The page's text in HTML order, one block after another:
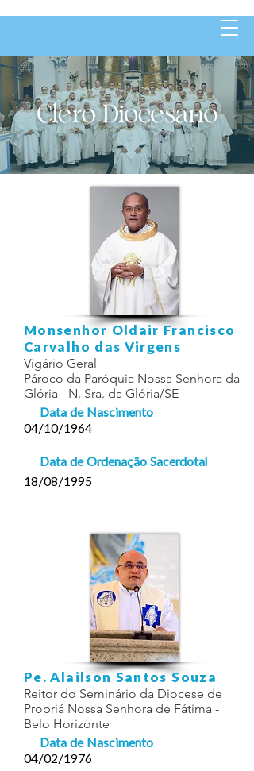
Monsenhor Oldair Francisco
Carvalho das Virgens
Vigário Geral
Pároco da Paróquia Nossa Senhora da
Glória - N. Sra. da Glória/SE
Data de Nascimento
04/10/1964
Data de Ordenação Sacerdotal
18/08/1995
Pe. Alailson Santos Souza
Reitor do Seminário da Diocese de
Propriá Nossa Senhora de Fátima -
Belo Horizonte
Data de Nascimento
04/02/1976